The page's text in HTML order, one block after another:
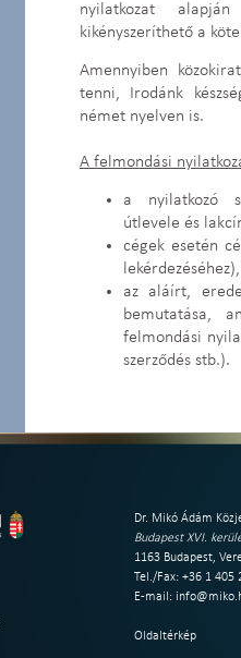
nyilatkozat
kikényszeríthető a
Amennyiben
tenni, Irodánk
német nyelven is.
A felmondási
a nyilatkozó
útlevele és
cégek esetén
lekérdezéséhez),
az aláírt,
bemutatása,
felmondási
szerződés stb.).
Dr. Mikó Ádám
Budapest XVI.
1163 Budapest,
Tel./Fax: +36 1 405
E-mail:
Oldaltérkép